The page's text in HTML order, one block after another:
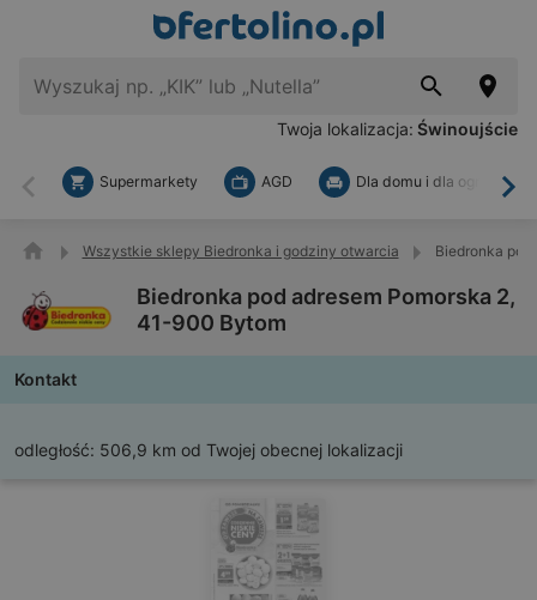
Twoja lokalizacja: Świnoujście
Wstecz
Supermarkety AGD Dla domu i dla ogrodu
Wszystkie sklepy Biedronka i godziny otwarcia Biedronka
Biedronka pod adresem Pomorska 2,
41-900 Bytom
Kontakt
odległość: 506,9 km od Twojej obecnej lokalizacji